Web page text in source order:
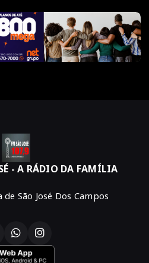
- A RÁDIO DA FAMÍLIA
São José Dos Campos